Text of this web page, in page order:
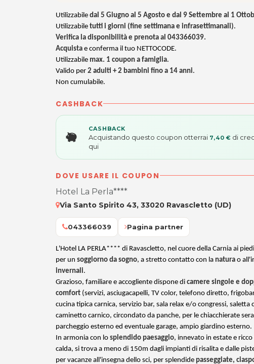
Utilizzabile dal 5 Giugno al 5 Agosto e dal 9 Settembre al 1
Utilizzabile tutti i giorni (fine settimana e infrasettimanali).
Verifica la disponibilità e prenota al 043366039.
Acquista e conferma il tuo NETTOCODE.
Utilizzabile max. 1 coupon a famiglia.
Valido per 2 adulti + 2 bambini fino a 14 anni.
Non cumulabile.
CASHBACK
CASHBACK
Acquistando questo coupon otterrai 7,40 € di
qui
DOVE USARE IL COUPON
Hotel La Perla****
Via Santo Spirito 43, 33020 Ravascletto (UD)
043366039 Pagina partner
L'Hotel LA PERLA**** di Ravascletto, nel cuore della Carnia ai
per un soggiorno da sogno, a stretto contatto con la natura o
invernali.
Grazioso, familiare e accogliente dispone di camere singole e
comfort (servizi, asciugacapelli, TV color, telefono diretto,
cucina tipica carnica, servizio bar, sala relax e/o congressi, saletta
caminetto carnico, circondato da panche, per le chiacchierate
parcheggio esterno ed eventuale garage, ampio giardino esterno.
In armonia con lo splendido paesaggio, innevato in estate e
calda, si trova a meno di 150m dagli impianti di risalita e dalle
per vacanze all'insegna dello sci, per splendide passeggiate,